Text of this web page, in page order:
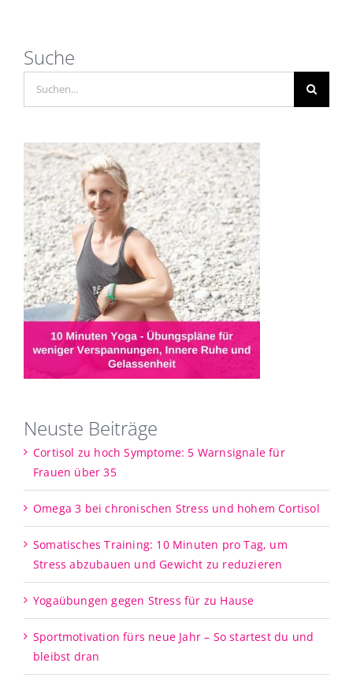
Suche
Neuste Beiträge
Cortisol zu hoch Symptome: 5 Warnsignale für
Frauen über 35
Omega 3 bei chronischen Stress und hohem Cortisol
Somatisches Training: 10 Minuten pro Tag, um
Stress abzubauen und Gewicht zu reduzieren
Yogaübungen gegen Stress für zu Hause
Sportmotivation fürs neue Jahr – So startest du und
bleibst dran